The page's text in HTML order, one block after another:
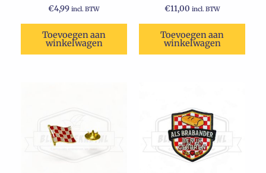
€4,99 incl. BTW
Toevoegen aan
winkelwagen
€11,00 incl. BTW
Toevoegen aan
winkelwagen